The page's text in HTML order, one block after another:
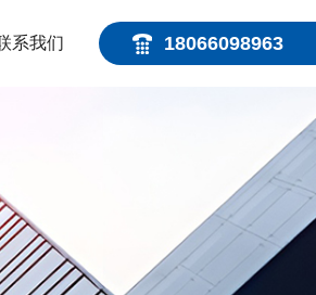
18066098963
系我们